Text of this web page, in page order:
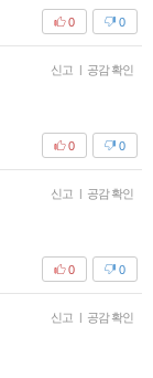
0
0
신고 | 공감 확인
0
0
신고 | 공감 확인
0
0
신고 | 공감 확인